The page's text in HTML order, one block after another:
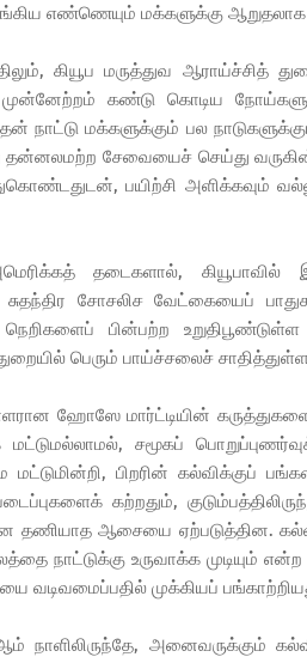
எண்ணெயும் மக்களுக்கு
கியூப மருத்துவ ஆராய்ச்சித்
முன்னேற்றம் கண்டு கொடிய
தன் நாட்டு மக்களுக்கும் பல
தன்னலமற்ற சேவையைச் செய்து
பயிற்சி அளிக்கவும்
தடைகளால், கியூபாவில்
சுதந்திர சோசலிச வேட்கையைப்
நெறிகளைப் பின்பற்ற
பெரும் பாய்ச்சலைச்
ஹோஸே மார்ட்டியின்
சமூகப்
மட்டுமின்றி, பிறரின் கல்விக்குப்
கற்றதும்,
தணியாத ஆசையை ஏற்படுத்தின.
நாட்டுக்கு உருவாக்க முடியும்
வடிவமைப்பதில் முக்கியப்
நாளிலிருந்தே, அனைவருக்கும்